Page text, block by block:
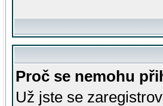
Proč se nemohu
Už jste se